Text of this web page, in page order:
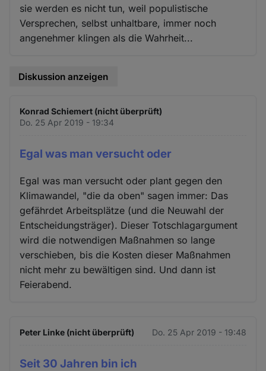
sie werden es nicht tun, weil populistische
Versprechen, selbst unhaltbare, immer noch
angenehmer klingen als die Wahrheit...
Diskussion anzeigen
Konrad Schiemert (nicht überprüft)
Do. 25 Apr 2019 - 19:34
Egal was man versucht oder
Egal was man versucht oder plant gegen den
Klimawandel, "die da oben" sagen immer: Das
gefährdet Arbeitsplätze (und die Neuwahl der
Entscheidungsträger). Dieser Totschlagargument
wird die notwendigen Maßnahmen so lange
verschieben, bis die Kosten dieser Maßnahmen
nicht mehr zu bewältigen sind. Und dann ist
Feierabend.
Peter Linke (nicht überprüft) Do. 25 Apr 2019 - 19:48
Seit 30 Jahren bin ich